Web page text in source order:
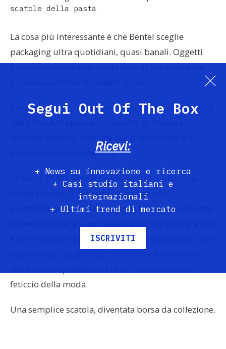
scatole della pasta
La cosa più interessante è che Bentel sceglie
packaging ultra quotidiani, quasi banali. Oggetti
pensati per sparire in pochi minuti che diventano
In questo senso, le sue creazioni ricordano la logica
prodotto, ma la confezione.
Le borse di Nik Bentel sembrano dirci una cosa
molto precisa: il packaging è entrato così
profondamente nell’immaginario di massa da poter
è forse proprio questo il loro fascino definitivo: aver
feticcio della moda.
Una semplice scatola, diventata borsa da collezione.
Segui Out Of The Box
Ricevi:
+ News su innovazione e ricerca
+ Casi studio italiani e
internazionali
+ Ultimi trend di mercato
ISCRIVITI